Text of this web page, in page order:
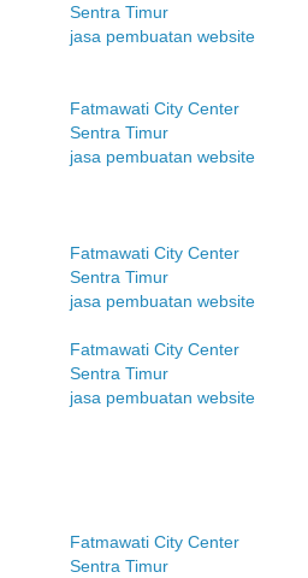
Sentra Timur
jasa pembuatan website
Fatmawati City Center
Sentra Timur
jasa pembuatan website
Fatmawati City Center
Sentra Timur
jasa pembuatan website
Fatmawati City Center
Sentra Timur
jasa pembuatan website
Fatmawati City Center
Sentra Timur